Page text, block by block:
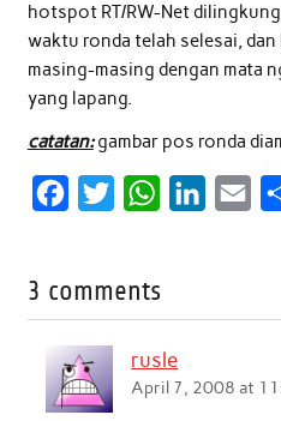
hotspot RT/RW-Net
waktu ronda telah selesai,
masing-masing dengan mata
yang lapang.
catatan:gambar pos ronda
e
o
o
t
W
t
A
3 comments
rusle
April 7, 2008 at